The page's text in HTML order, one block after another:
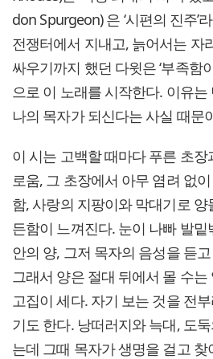
don Spurgeon) 은 ‘시편의 진주’
전쟁터에서 지내고, 늙어서는 자
싸우기까지 했던 다윗은 ‘부족함
으로 이 노래를 시작한다. 이유
나의 목자가 되신다는 사실 때문
이 시는 고백할 때마다 푸른 초
로움, 그 초장에서 아무 염려 없
함, 사랑의 지팡이와 막대기로
든함이 느껴진다. 눈이 나빠 발
안의 양, 그저 목자의 음성을 듣
그래서 양은 절대 뒤에서 몰 수
고집이 세다. 자기 보는 것을 전
기도 한다. 낭떠러지와 늑대, 도
는데 그때 목자가 생명을 걸고